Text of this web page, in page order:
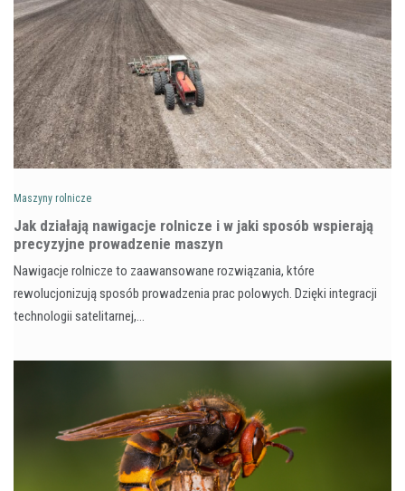
Maszyny rolnicze
Jak działają nawigacje rolnicze i w jaki sposób wspierają
precyzyjne prowadzenie maszyn
Nawigacje rolnicze to zaawansowane rozwiązania, które
rewolucjonizują sposób prowadzenia prac polowych. Dzięki integracji
technologii satelitarnej,…